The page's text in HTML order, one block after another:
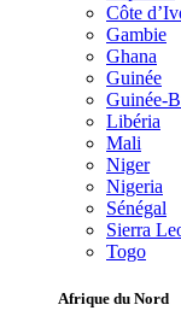
Côte
Gambie
Ghana
Guinée
Guinée-
Libéria
Mali
Niger
Nigeria
Sénégal
Sierra
Togo
Afrique du Nord